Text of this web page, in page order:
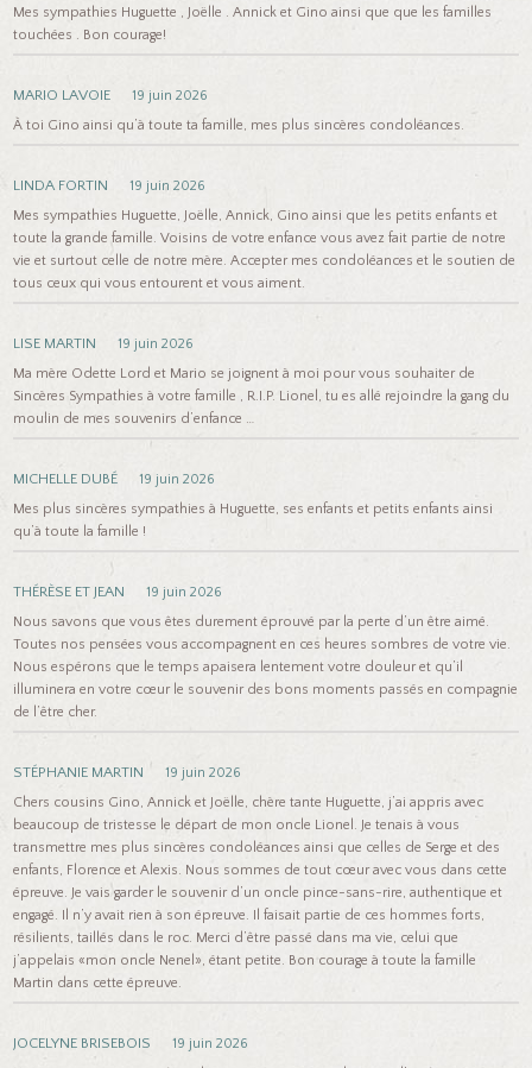
Mes sympathies Huguette , Joëlle . Annick et Gino ainsi que que les familles
touchées . Bon courage!
MARIO LAVOIE
19 juin 2026
À toi Gino ainsi qu’à toute ta famille, mes plus sincères condoléances.
LINDA FORTIN
19 juin 2026
Mes sympathies Huguette, Joëlle, Annick, Gino ainsi que les petits enfants et
toute la grande famille. Voisins de votre enfance vous avez fait partie de notre
vie et surtout celle de notre mère. Accepter mes condoléances et le soutien de
tous ceux qui vous entourent et vous aiment.
LISE MARTIN
19 juin 2026
Ma mère Odette Lord et Mario se joignent à moi pour vous souhaiter de
Sincères Sympathies à votre famille , R.I.P. Lionel, tu es allé rejoindre la gang du
moulin de mes souvenirs d’enfance …
MICHELLE DUBÉ
19 juin 2026
Mes plus sincères sympathies à Huguette, ses enfants et petits enfants ainsi
qu’à toute la famille !
THÉRÈSE ET JEAN
19 juin 2026
Nous savons que vous êtes durement éprouvé par la perte d’un être aimé.
Toutes nos pensées vous accompagnent en ces heures sombres de votre vie.
Nous espérons que le temps apaisera lentement votre douleur et qu’il
illuminera en votre cœur le souvenir des bons moments passés en compagnie
de l’être cher.
STÉPHANIE MARTIN
19 juin 2026
Chers cousins Gino, Annick et Joëlle, chère tante Huguette, j’ai appris avec
beaucoup de tristesse le départ de mon oncle Lionel. Je tenais à vous
transmettre mes plus sincères condoléances ainsi que celles de Serge et des
enfants, Florence et Alexis. Nous sommes de tout cœur avec vous dans cette
épreuve. Je vais garder le souvenir d’un oncle pince-sans-rire, authentique et
engagé. Il n’y avait rien à son épreuve. Il faisait partie de ces hommes forts,
résilients, taillés dans le roc. Merci d’être passé dans ma vie, celui que
j’appelais «mon oncle Nenel», étant petite. Bon courage à toute la famille
Martin dans cette épreuve.
JOCELYNE BRISEBOIS
19 juin 2026